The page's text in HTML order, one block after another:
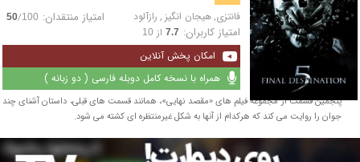
فانتزی, هیجان انگیز , رازآلود امتیاز منتقدان: 50/100
امتیاز کاربران: 7.7از 10
امکان پخش آنلاین
همراه با نسخه کامل دوبله فارسی ( دو زبانه )
پنجمین قسمت از مجموعه فیلم های «مقصد نهایی»، همانند قسمت های قبلی، داستان آشنای چند
جوان را روایت می کند که هرکدام از آنها به شکل غیرمنتظره ای کشته می شود.